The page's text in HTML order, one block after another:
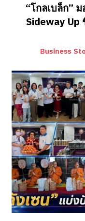
“โกลเบล็ก”
Sideway
Business